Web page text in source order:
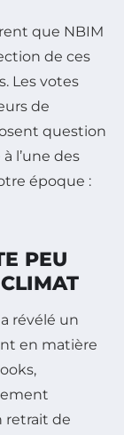
que NBIM
de ces
Les votes
de
question
l’une des
époque :
PEU
révélé un
en matière
retrait de